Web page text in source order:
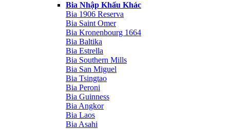
Bia Nhập Khẩu Khác
Bia 1906 Reserva
Bia Saint Omer
Bia Kronenbourg 1664
Bia Baltika
Bia Estrella
Bia Southern Mills
Bia San Miguel
Bia Tsingtao
Bia Peroni
Bia Guinness
Bia Angkor
Bia Laos
Bia Asahi